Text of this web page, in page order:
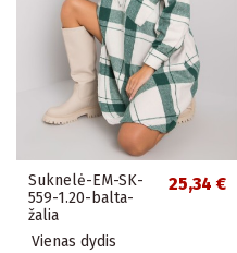
Suknelė-EM-SK-
559-1.20-balta-
žalia
25,34 €
Vienas dydis